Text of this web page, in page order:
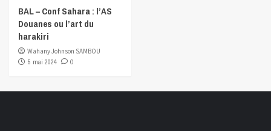
BAL – Conf Sahara : l’AS
Douanes ou l’art du
harakiri
Wahany Johnson SAMBOU
5 mai 2024
0